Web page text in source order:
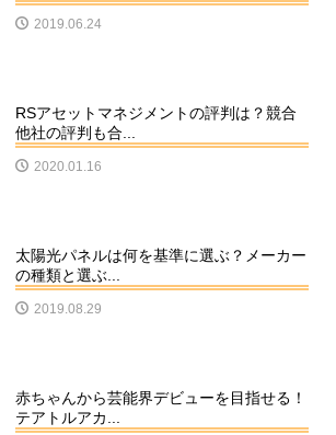
2019.06.24
RSアセットマネジメントの評判は？競合
他社の評判も合...
2020.01.16
太陽光パネルは何を基準に選ぶ？メーカー
の種類と選ぶ...
2019.08.29
赤ちゃんから芸能界デビューを目指せる！
テアトルアカ...